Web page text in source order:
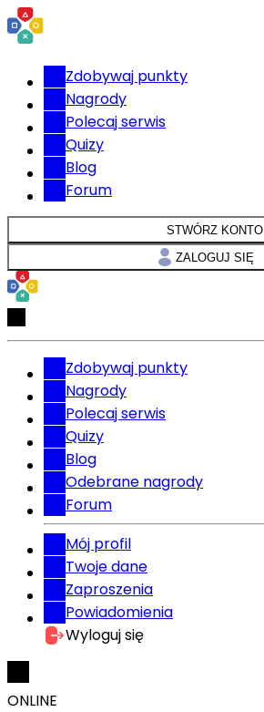
Zdobywaj punkty
Nagrody
Polecaj serwis
Quizy
Blog
Forum
STWÓRZ KONTO
ZALOGUJ SIĘ
Zdobywaj punkty
Nagrody
Polecaj serwis
Quizy
Blog
Odebrane nagrody
Forum
Mój profil
Twoje dane
Zaproszenia
Powiadomienia
Wyloguj się
ONLINE